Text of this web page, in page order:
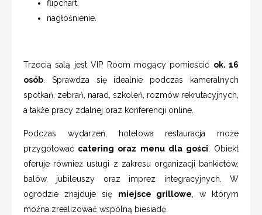
flipchart,
nagłośnienie.
Trzecią salą jest VIP Room mogący pomieścić ok. 16
osób. Sprawdza się idealnie podczas kameralnych
spotkań, zebrań, narad, szkoleń, rozmów rekrutacyjnych,
a także pracy zdalnej oraz konferencji online.
Podczas wydarzeń, hotelowa restauracja może
przygotować catering oraz menu dla gości. Obiekt
oferuje również usługi z zakresu organizacji bankietów,
balów, jubileuszy oraz imprez integracyjnych. W
ogrodzie znajduje się miejsce grillowe, w którym
można zrealizować wspólną biesiadę.